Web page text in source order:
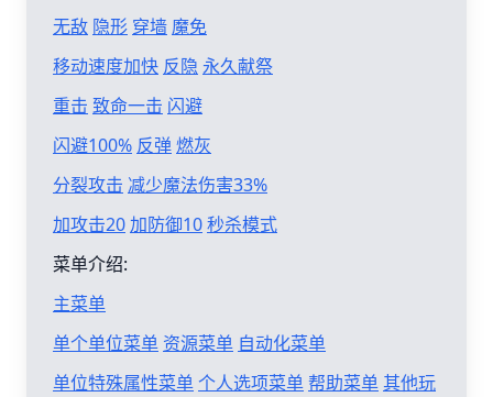
无敌 隐形 穿墙 魔免
移动速度加快 反隐 永久献祭
重击 致命一击 闪避
闪避100% 反弹燃灰
分裂攻击 减少魔法伤害33%
加攻击20加防御10秒杀模式
菜单介绍:
主菜单
单个单位菜单 资源菜单 自动化菜单
单位特殊属性菜单个人选项菜单帮助菜单其他玩